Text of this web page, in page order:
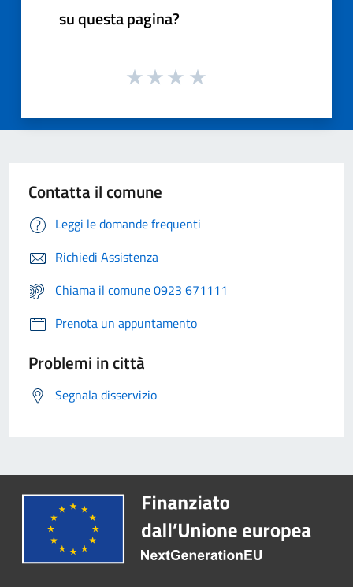
su questa pagina?
Contatta il comune
Leggi le domande frequenti
Richiedi Assistenza
Chiama il comune 0923 671111
Prenota un appuntamento
Problemi in città
Segnala disservizio